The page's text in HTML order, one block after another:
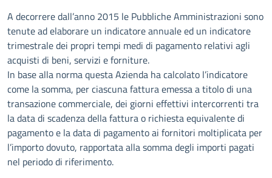
A decorrere dall’anno 2015 le Pubbliche Amministrazioni sono
tenute ad elaborare un indicatore annuale ed un indicatore
trimestrale dei propri tempi medi di pagamento relativi agli
acquisti di beni, servizi e forniture.
In base alla norma questa Azienda ha calcolato l’indicatore
come la somma, per ciascuna fattura emessa a titolo di una
transazione commerciale, dei giorni effettivi intercorrenti tra
la data di scadenza della fattura o richiesta equivalente di
pagamento e la data di pagamento ai fornitori moltiplicata per
l’importo dovuto, rapportata alla somma degli importi pagati
nel periodo di riferimento.